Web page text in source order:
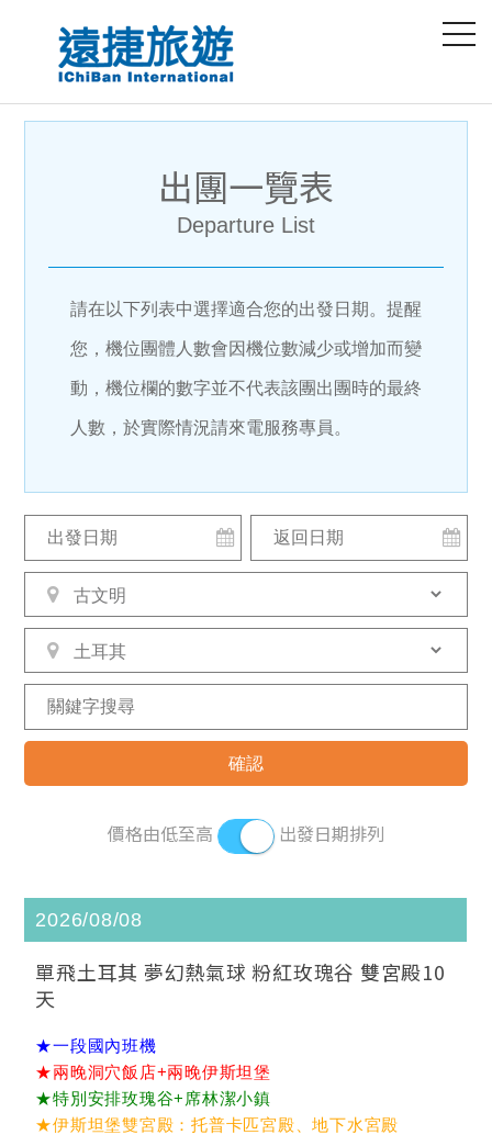
出團一覽表
Departure List
請在以下列表中選擇適合您的出發日期。提醒
您，機位團體人數會因機位數減少或增加而變
動，機位欄的數字並不代表該團出團時的最終
人數，於實際情況請來電服務專員。
價格由低至高 出發日期排列
2026/08/08
單飛土耳其 夢幻熱氣球 粉紅玫瑰谷 雙宮殿10
天
★一段國內班機
★兩晚洞穴飯店+兩晚伊斯坦堡
★特別安排玫瑰谷+席林潔小鎮
★伊斯坦堡雙宮殿：托普卡匹宮殿、地下水宮殿